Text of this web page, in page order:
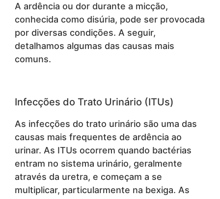
A ardência ou dor durante a micção,
conhecida como disúria, pode ser provocada
por diversas condições. A seguir,
detalhamos algumas das causas mais
comuns.
Infecções do Trato Urinário (ITUs)
As infecções do trato urinário são uma das
causas mais frequentes de ardência ao
urinar. As ITUs ocorrem quando bactérias
entram no sistema urinário, geralmente
através da uretra, e começam a se
multiplicar, particularmente na bexiga. As